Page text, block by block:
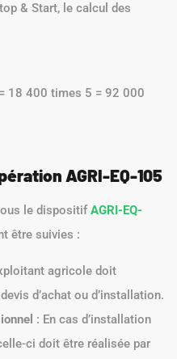
& Start, le calcul des
18 400 times 5 = 92 000
AGRI-EQ-105
le dispositifAGRI-EQ-
être suivies :
agricole doit
d’achat ou d’installation.
: En cas d’installation
ci doit être réalisée par